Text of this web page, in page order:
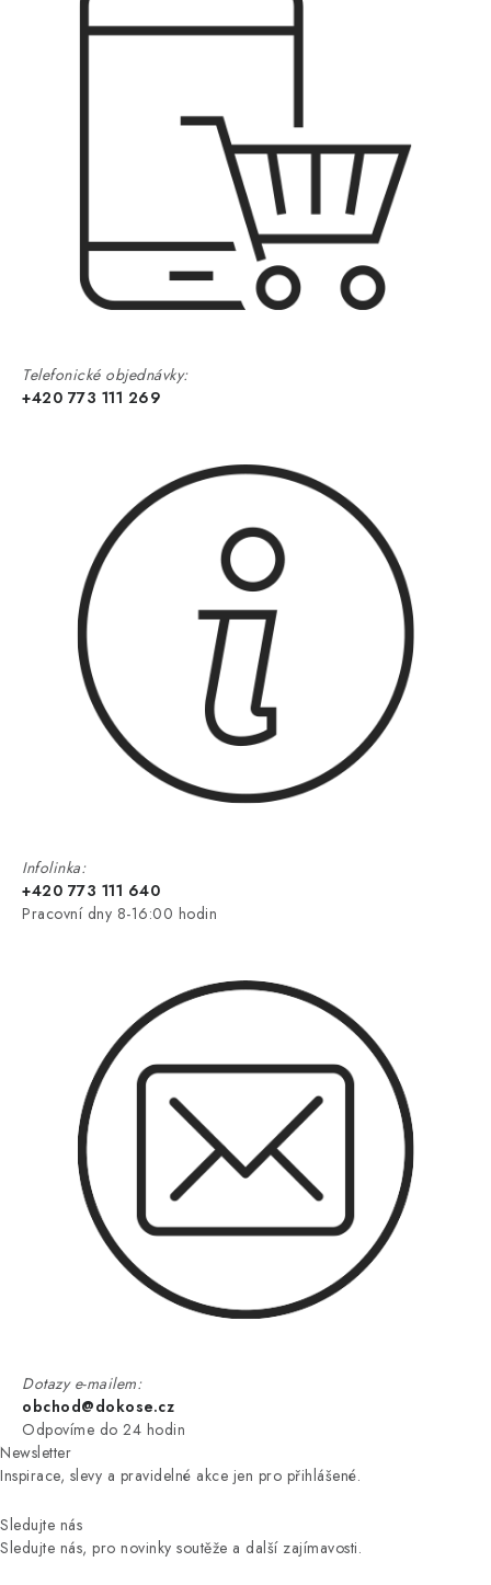
Telefonické objednávky:
+420 773 111 269
Infolinka:
+420 773 111 640
Pracovní dny 8-16:00 hodin
Dotazy e-mailem:
obchod@dokose.cz
Odpovíme do 24 hodin
Newsletter
Inspirace, slevy a pravidelné akce jen pro přihlášené.
Sledujte nás
Sledujte nás, pro novinky soutěže a další zajímavosti.